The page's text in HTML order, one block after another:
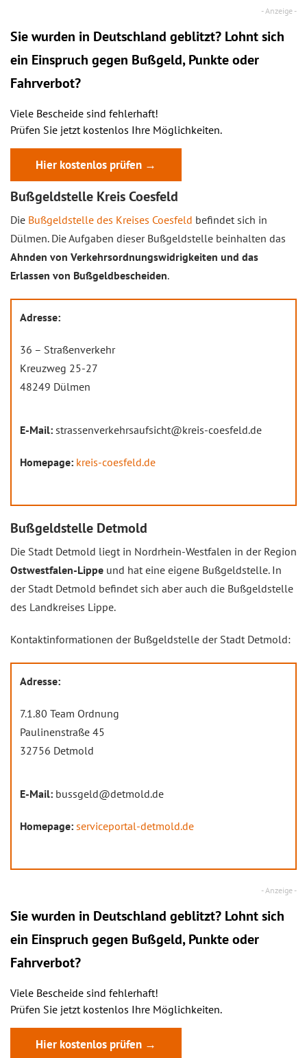
Sie wurden in Deutschland geblitzt? Lohnt sich
ein Einspruch gegen Bußgeld, Punkte oder
Fahrverbot?
Viele Bescheide sind fehlerhaft!
Prüfen Sie jetzt kostenlos Ihre Möglichkeiten.
Hier kostenlos prüfen →
Bußgeldstelle Kreis Coesfeld
Die Bußgeldstelle des Kreises Coesfeld befindet sich in
Dülmen. Die Aufgaben dieser Bußgeldstelle beinhalten das
Ahnden von Verkehrsordnungswidrigkeiten und das
Erlassen von Bußgeldbescheiden.
Adresse:
36 – Straßenverkehr
Kreuzweg 25-27
48249 Dülmen
E-Mail: strassenverkehrsaufsicht@kreis-coesfeld.de
Homepage: kreis-coesfeld.de
Bußgeldstelle Detmold
Die Stadt Detmold liegt in Nordrhein-Westfalen in der Region
Ostwestfalen-Lippe und hat eine eigene Bußgeldstelle. In
der Stadt Detmold befindet sich aber auch die Bußgeldstelle
des Landkreises Lippe.
Kontaktinformationen der Bußgeldstelle der Stadt Detmold:
Adresse:
7.1.80 Team Ordnung
Paulinenstraße 45
32756 Detmold
E-Mail: bussgeld@detmold.de
Homepage: serviceportal-detmold.de
Sie wurden in Deutschland geblitzt? Lohnt sich
ein Einspruch gegen Bußgeld, Punkte oder
Fahrverbot?
Viele Bescheide sind fehlerhaft!
Prüfen Sie jetzt kostenlos Ihre Möglichkeiten.
Hier kostenlos prüfen →